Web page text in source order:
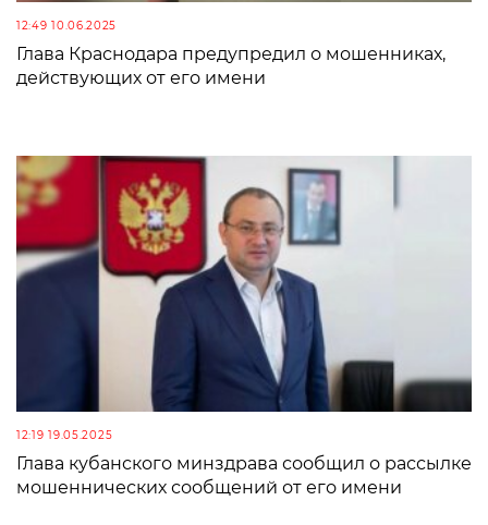
12:49 10.06.2025
Глава Краснодара предупредил о мошенниках,
действующих от его имени
12:19 19.05.2025
Глава кубанского минздрава сообщил о рассылке
мошеннических сообщений от его имени